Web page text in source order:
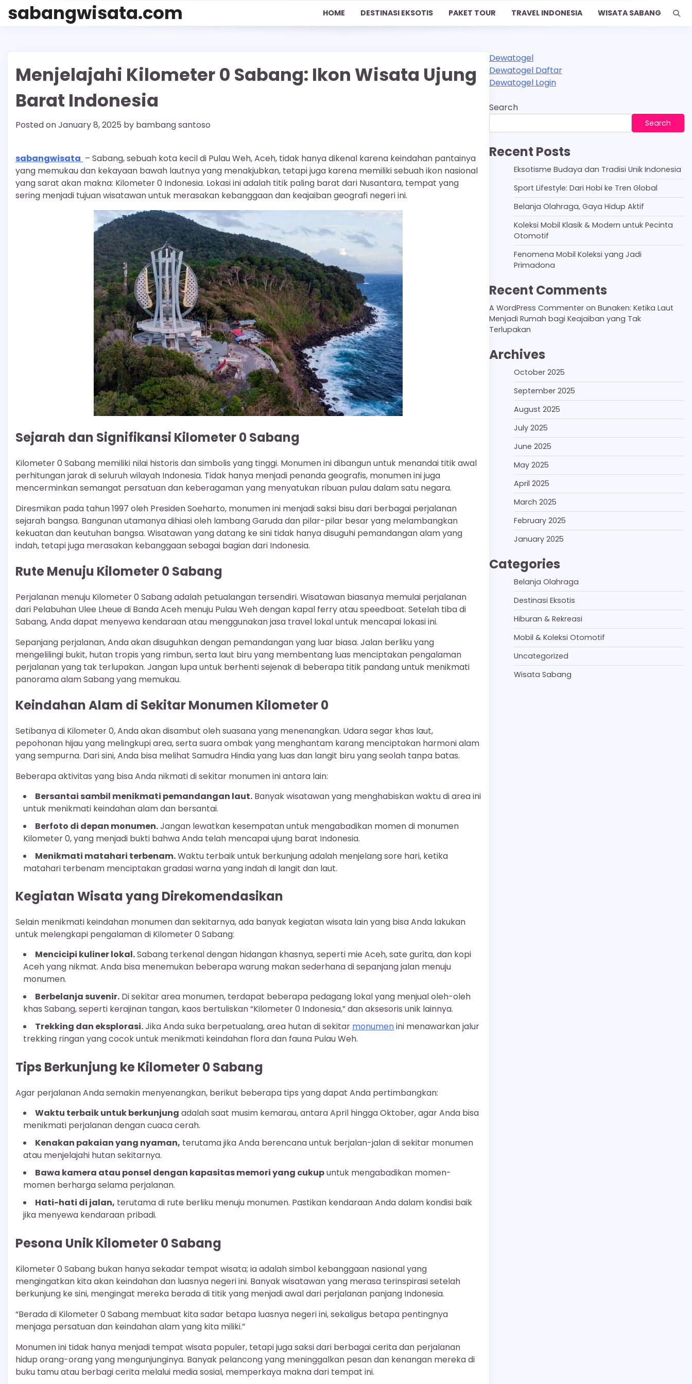
sabangwisata.com HOME DESTINASI EKSOTIS PAKET TOUR TRAVEL INDONESIA WISATA SABANG
Menjelajahi Kilometer 0 Sabang: Ikon Wisata Ujung
Barat Indonesia
Posted onJanuary 8, 2025 by bambang santoso
sabangwisata – Sabang, sebuah kota kecil di Pulau Weh, Aceh, tidak hanya dikenal karena keindahan pantainya
yang memukau dan kekayaan bawah lautnya yang menakjubkan, tetapi juga karena memiliki sebuah ikon nasional
yang sarat akan makna: Kilometer 0 Indonesia. Lokasi ini adalah titik paling barat dari Nusantara, tempat yang
sering menjadi tujuan wisatawan untuk merasakan kebanggaan dan keajaiban geografi negeri ini.
Sejarah dan Signifikansi Kilometer 0 Sabang
Kilometer 0 Sabang memiliki nilai historis dan simbolis yang tinggi. Monumen ini dibangun untuk menandai titik awal
perhitungan jarak di seluruh wilayah Indonesia. Tidak hanya menjadi penanda geografis, monumen ini juga
mencerminkan semangat persatuan dan keberagaman yang menyatukan ribuan pulau dalam satu negara.
Diresmikan pada tahun 1997 oleh Presiden Soeharto, monumen ini menjadi saksi bisu dari berbagai perjalanan
sejarah bangsa. Bangunan utamanya dihiasi oleh lambang Garuda dan pilar-pilar besar yang melambangkan
kekuatan dan keutuhan bangsa. Wisatawan yang datang ke sini tidak hanya disuguhi pemandangan alam yang
indah, tetapi juga merasakan kebanggaan sebagai bagian dari Indonesia.
Rute Menuju Kilometer 0 Sabang
Perjalanan menuju Kilometer 0 Sabang adalah petualangan tersendiri. Wisatawan biasanya memulai perjalanan
dari Pelabuhan Ulee Lheue di Banda Aceh menuju Pulau Weh dengan kapal ferry atau speedboat. Setelah tiba di
Sabang, Anda dapat menyewa kendaraan atau menggunakan jasa travel lokal untuk mencapai lokasi ini.
Sepanjang perjalanan, Anda akan disuguhkan dengan pemandangan yang luar biasa. Jalan berliku yang
mengelilingi bukit, hutan tropis yang rimbun, serta laut biru yang membentang luas menciptakan pengalaman
perjalanan yang tak terlupakan. Jangan lupa untuk berhenti sejenak di beberapa titik pandang untuk menikmati
panorama alam Sabang yang memukau.
Keindahan Alam di Sekitar Monumen Kilometer 0
Setibanya di Kilometer 0, Anda akan disambut oleh suasana yang menenangkan. Udara segar khas laut,
pepohonan hijau yang melingkupi area, serta suara ombak yang menghantam karang menciptakan harmoni alam
yang sempurna. Dari sini, Anda bisa melihat Samudra Hindia yang luas dan langit biru yang seolah tanpa batas.
Beberapa aktivitas yang bisa Anda nikmati di sekitar monumen ini antara lain:
Bersantai sambil menikmati pemandangan laut. Banyak wisatawan yang menghabiskan waktu di area ini
untuk menikmati keindahan alam dan bersantai.
Berfoto di depan monumen.Jangan lewatkan kesempatan untuk mengabadikan momen di monumen
Kilometer 0, yang menjadi bukti bahwa Anda telah mencapai ujung barat Indonesia.
Menikmati matahari terbenam.Waktu terbaik untuk berkunjung adalah menjelang sore hari, ketika
matahari terbenam menciptakan gradasi warna yang indah di langit dan laut.
Kegiatan Wisata yang Direkomendasikan
Selain menikmati keindahan monumen dan sekitarnya, ada banyak kegiatan wisata lain yang bisa Anda lakukan
untuk melengkapi pengalaman di Kilometer 0 Sabang:
Mencicipi kuliner lokal.Sabang terkenal dengan hidangan khasnya, seperti mie Aceh, sate gurita, dan kopi
Aceh yang nikmat. Anda bisa menemukan beberapa warung makan sederhana di sepanjang jalan menuju
monumen.
Berbelanja suvenir. Di sekitar area monumen, terdapat beberapa pedagang lokal yang menjual oleh-oleh
khas Sabang, seperti kerajinan tangan, kaos bertuliskan “Kilometer 0 Indonesia,” dan aksesoris unik lainnya.
Trekking dan eksplorasi.Jika Anda suka berpetualang, area hutan di sekitar monumenini menawarkan jalur
trekking ringan yang cocok untuk menikmati keindahan flora dan fauna Pulau Weh.
Tips Berkunjung ke Kilometer 0 Sabang
Agar perjalanan Anda semakin menyenangkan, berikut beberapa tips yang dapat Anda pertimbangkan:
Waktu terbaik untuk berkunjung adalah saat musim kemarau, antara April hingga Oktober, agar Anda bisa
menikmati perjalanan dengan cuaca cerah.
Kenakan pakaian yang nyaman, terutama jika Anda berencana untuk berjalan-jalan di sekitar monumen
atau menjelajahi hutan sekitarnya.
Bawa kamera atau ponsel dengan kapasitas memori yang cukupuntuk mengabadikan momen-
momen berharga selama perjalanan.
Hati-hati di jalan, terutama di rute berliku menuju monumen. Pastikan kendaraan Anda dalam kondisi baik
jika menyewa kendaraan pribadi.
Pesona Unik Kilometer 0 Sabang
Kilometer 0 Sabang bukan hanya sekadar tempat wisata; ia adalah simbol kebanggaan nasional yang
mengingatkan kita akan keindahan dan luasnya negeri ini. Banyak wisatawan yang merasa terinspirasi setelah
berkunjung ke sini, mengingat mereka berada di titik yang menjadi awal dari perjalanan panjang Indonesia.
“Berada di Kilometer 0 Sabang membuat kita sadar betapa luasnya negeri ini, sekaligus betapa pentingnya
menjaga persatuan dan keindahan alam yang kita miliki.”
Monumen ini tidak hanya menjadi tempat wisata populer, tetapi juga saksi dari berbagai cerita dan perjalanan
hidup orang-orang yang mengunjunginya. Banyak pelancong yang meninggalkan pesan dan kenangan mereka di
buku tamu atau berbagi cerita melalui media sosial, memperkaya makna dari tempat ini.
Dewatogel
Dewatogel Daftar
Dewatogel Login
Search
Search
Recent Posts
Eksotisme Budaya dan Tradisi Unik Indonesia
Sport Lifestyle: Dari Hobi ke Tren Global
Belanja Olahraga, Gaya Hidup Aktif
Koleksi Mobil Klasik & Modern untuk Pecinta
Otomotif
Fenomena Mobil Koleksi yang Jadi
Primadona
Recent Comments
A WordPress Commenteron Bunaken: Ketika Laut
Menjadi Rumah bagi Keajaiban yang Tak
Terlupakan
Archives
October 2025
September 2025
August 2025
July 2025
June 2025
May 2025
April 2025
March 2025
February 2025
January 2025
Categories
Belanja Olahraga
Destinasi Eksotis
Hiburan & Rekreasi
Mobil & Koleksi Otomotif
Uncategorized
Wisata Sabang